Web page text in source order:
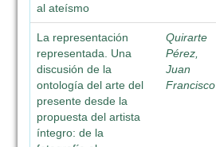
al ateísmo
La representación
representada. Una
discusión de la
ontología del arte del
presente desde la
propuesta del artista
íntegro: de la
Quirarte
Pérez,
Juan
Francisco